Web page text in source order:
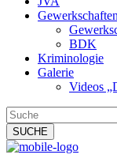
Gewerkschaften
BDK
Kriminologie
Galerie
Videos